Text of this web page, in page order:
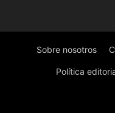
Sobre nosotros
Política